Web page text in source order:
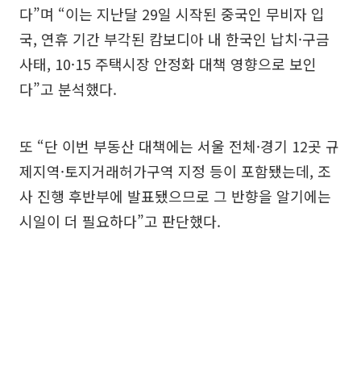
다”며 “이는 지난달 29일 시작된 중국인 무비자 입
국, 연휴 기간 부각된 캄보디아 내 한국인 납치·구금
사태, 10·15 주택시장 안정화 대책 영향으로 보인
다”고 분석했다.
또 “단 이번 부동산 대책에는 서울 전체·경기 12곳 규
제지역·토지거래허가구역 지정 등이 포함됐는데, 조
사 진행 후반부에 발표됐으므로 그 반향을 알기에는
시일이 더 필요하다”고 판단했다.